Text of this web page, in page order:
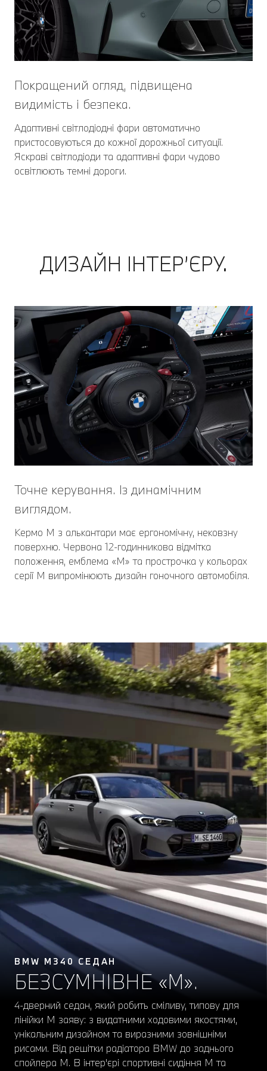
Покращений огляд, підвищена
видимість і безпека.
Адаптивні світлодіодні фари автоматично
пристосовуються до кожної дорожньої ситуації.
Яскраві світлодіоди та адаптивні фари чудово
освітлюють темні дороги.
ДИЗАЙН ІНТЕР’ЄРУ.
Точне керування. Із динамічним
виглядом.
Кермо М з алькантари має ергономічну, нековзну
поверхню. Червона 12-годинникова відмітка
положення, емблема «M» та прострочка у кольорах
серії М випромінюють дизайн гоночного автомобіля.
BMW M340 СЕДАН
БЕЗСУМНІВНЕ «М».
4-дверний седан, який робить сміливу, типову для
лінійки M заяву: з видатними ходовими якостями,
унікальним дизайном та виразними зовнішніми
рисами. Від решітки радіатора BMW до заднього
спойлера M. В інтер'єрі спортивні сидіння M та